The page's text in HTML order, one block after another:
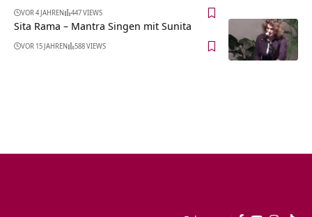
VOR 4 JAHREN 447 VIEWS
Sita Rama – Mantra Singen mit Sunita
VOR 15 JAHREN 588 VIEWS